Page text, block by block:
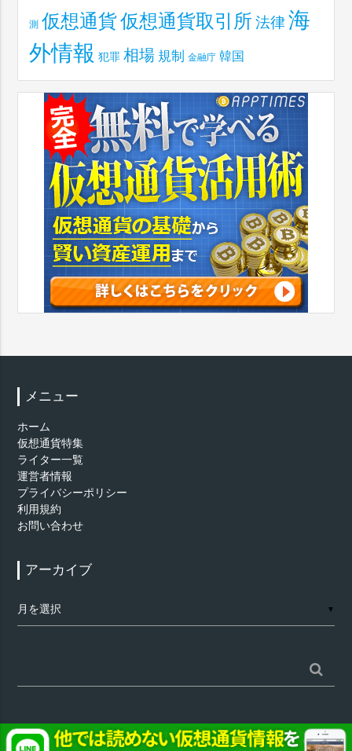
測 仮想通貨仮想通貨取引所 法律 海
外情報 犯罪 相場 規制 金融庁 韓国
メニュー
ホーム
仮想通貨特集
ライター一覧
運営者情報
プライバシーポリシー
利用規約
お問い合わせ
アーカイブ
ー
カ
▼
索: